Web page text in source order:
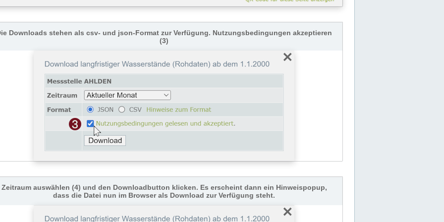
Downloads stehen als csv- und json-Format zur Verfügung. Nutzungsbedingungen akzeptieren
(3)
Zeitraum auswählen (4) und den Downloadbutton klicken. Es erscheint dann ein Hinweispopup,
dass die Datei nun im Browser als Download zur Verfügung steht.